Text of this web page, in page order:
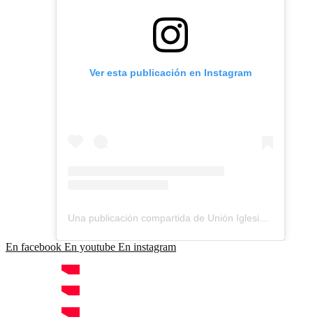
Ver esta publicación en Instagram
En facebook En youtube En instagram